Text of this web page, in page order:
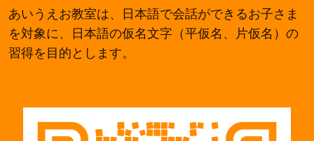
あいうえお教室は、日本語で会話ができるお子さま
を対象に、日本語の仮名文字（平仮名、片仮名）の
習得を目的とします。